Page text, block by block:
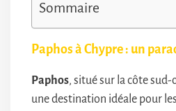
Sommaire
Paphos à Chypre : un
Paphos, situé sur la côte sud-
une destination idéale pour les